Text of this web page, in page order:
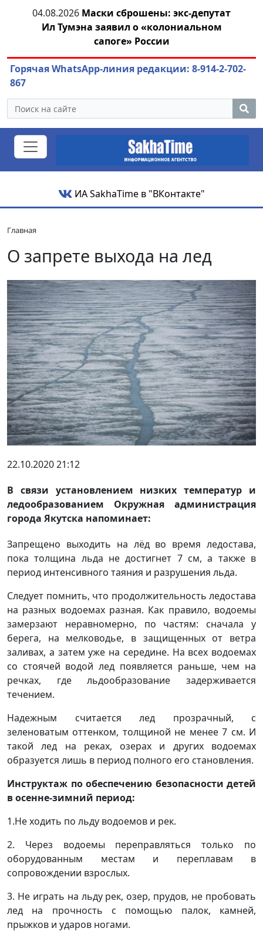
04.08.2026 Маски сброшены: экс-депутат
Ил Тумэна заявил о «колониальном
сапоге» России
Горячая WhatsApp-линия редакции: 8-914-2-702-
867
ИА SakhaTime в "ВКонтакте"
Главная
О запрете выхода на лед
22.10.2020 21:12
В связи установлением низких температур и
ледообразованием Окружная администрация
города Якутска напоминает:
Запрещено выходить на лёд во время ледостава,
пока толщина льда не достигнет 7 см, а также в
период интенсивного таяния и разрушения льда.
Следует помнить, что продолжительность ледостава
на разных водоемах разная. Как правило, водоемы
замерзают неравномерно, по частям: сначала у
берега, на мелководье, в защищенных от ветра
заливах, а затем уже на середине. На всех водоемах
со стоячей водой лед появляется раньше, чем на
речках, где льдообразование задерживается
течением.
Надежным считается лед прозрачный, с
зеленоватым оттенком, толщиной не менее 7 см. И
такой лед на реках, озерах и других водоемах
образуется лишь в период полного его становления.
Инструктаж по обеспечению безопасности детей
в осенне-зимний период:
1.Не ходить по льду водоемов и рек.
2. Через водоемы переправляться только по
оборудованным местам и переплавам в
сопровождении взрослых.
3. Не играть на льду рек, озер, прудов, не пробовать
лед на прочность с помощью палок, камней,
прыжков и ударов ногами.